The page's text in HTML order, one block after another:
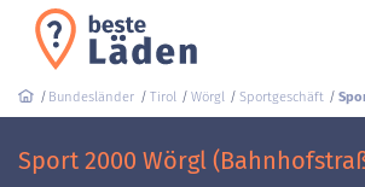
Bundesländer Tirol Wörgl Sportgeschäft
Sport 2000 Wörgl